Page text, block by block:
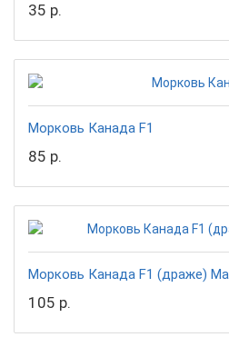
35 р.
Морковь Канада F1
85 р.
Морковь Канада F1 (драже)
105 р.